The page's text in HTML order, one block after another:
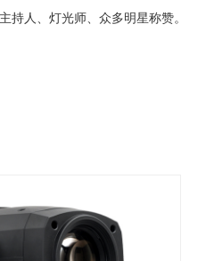
持人、灯光师、众多明星称赞。